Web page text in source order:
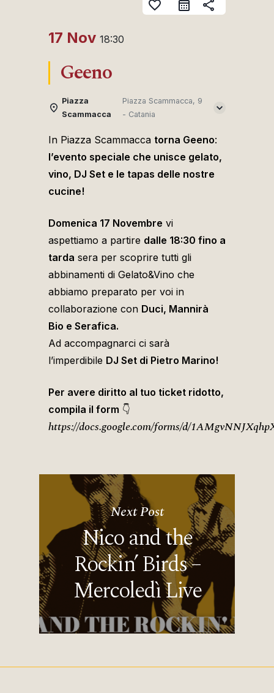
favorite_border share
17 Nov 18:30
Geeno
Piazza
Scammacca
Piazza Scammacca, 9
- Catania
In Piazza Scammacca torna Geeno:
l’evento speciale che unisce gelato,
vino, DJ Set e le tapas delle nostre
cucine!
Domenica 17 Novembre vi
aspettiamo a partire dalle 18:30 fino a
tarda sera per scoprire tutti gli
abbinamenti di Gelato&Vino che
abbiamo preparato per voi in
collaborazione con Duci, Mannirà
Bio e Serafica.
Ad accompagnarci ci sarà
l’imperdibile DJ Set di Pietro Marino!
Per avere diritto al tuo ticket ridotto,
compila il form 👇
https://docs.google.com/forms/d/
Next Post
Nico and the
Rockin’ Birds –
Mercoledì Live